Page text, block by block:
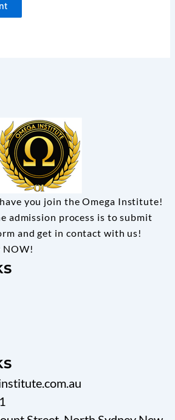
you join the Omega Institute!
admission process is to submit
and get in contact with us!
NOW!